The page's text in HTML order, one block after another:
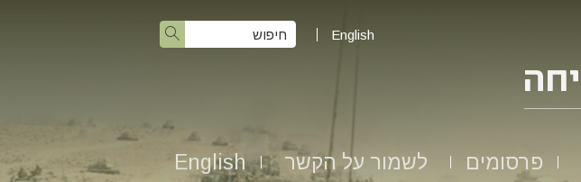
English
פרסומים לשמור על הקשר English